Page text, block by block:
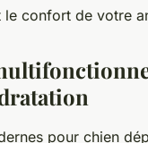
le confort de votre
pour chien